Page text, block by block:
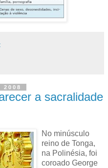
a sacralidade
No minúsculo
reino de Tonga,
na Polinésia, foi
coroado George